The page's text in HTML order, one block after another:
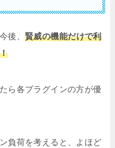
後、 賢威の機能だけで利
ら各プラグインの方が優
負荷を考えると、よほど